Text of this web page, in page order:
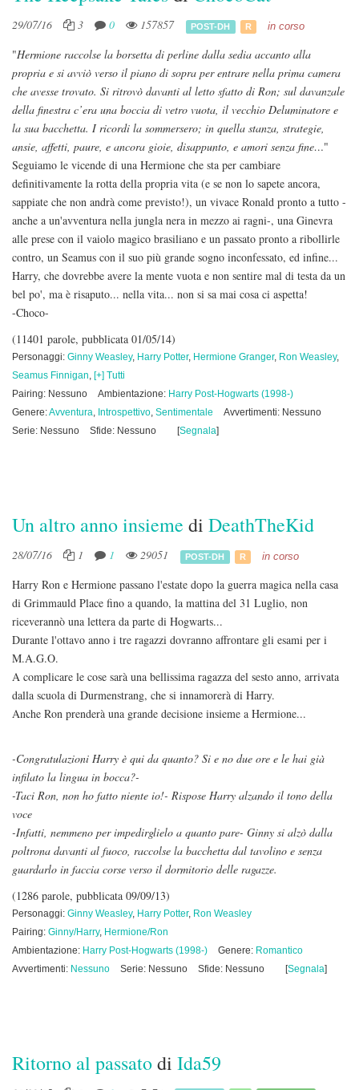
29/07/16 3 0 157857 POST-DH R in corso
"Hermione raccolse la borsetta di perline dalla sedia accanto alla
propria e si avviò verso il piano di sopra per entrare nella prima camera
che avesse trovato. Si ritrovò davanti al letto sfatto di Ron; sul davanzale
della finestra c’era una boccia di vetro vuota, il vecchio Deluminatore e
la sua bacchetta. I ricordi la sommersero; in quella stanza, strategie,
ansie, affetti, paure, e ancora gioie, disappunto, e amori senza fine…"
Seguiamo le vicende di una Hermione che sta per cambiare
definitivamente la rotta della propria vita (e se non lo sapete ancora,
sappiate che non andrà come previsto!), un vivace Ronald pronto a tutto -
anche a un'avventura nella jungla nera in mezzo ai ragni-, una Ginevra
alle prese con il vaiolo magico brasiliano e un passato pronto a ribollirle
contro, un Seamus con il suo più grande sogno inconfessato, ed infine...
Harry, che dovrebbe avere la mente vuota e non sentire mal di testa da un
bel po', ma è risaputo... nella vita... non si sa mai cosa ci aspetta!
-Choco-
(11401 parole, pubblicata 01/05/14)
Personaggi: Ginny Weasley, Harry Potter, Hermione Granger, Ron Weasley,
Seamus Finnigan, [+] Tutti
Pairing: Nessuno
Ambientazione: Harry Post-Hogwarts (1998-)
Genere:Avventura, Introspettivo, Sentimentale
Avvertimenti: Nessuno
Serie: Nessuno
Sfide: Nessuno [Segnala]
Un altro anno insieme di DeathTheKid
28/07/16 1 1 29051 POST-DH R in corso
Harry Ron e Hermione passano l'estate dopo la guerra magica nella casa
di Grimmauld Place fino a quando, la mattina del 31 Luglio, non
riceverannò una lettera da parte di Hogwarts...
Durante l'ottavo anno i tre ragazzi dovranno affrontare gli esami per i
M.A.G.O.
A complicare le cose sarà una bellissima ragazza del sesto anno, arrivata
dalla scuola di Durmenstrang, che si innamorerà di Harry.
Anche Ron prenderà una grande decisione insieme a Hermione...
-Congratulazioni Harry è qui da quanto? Si e no due ore e le hai già
infilato la lingua in bocca?-
-Taci Ron, non ho fatto niente io!- Rispose Harry alzando il tono della
voce
-Infatti, nemmeno per impedirglielo a quanto pare- Ginny si alzò dalla
poltrona davanti al fuoco, raccolse la bacchetta dal tavolino e senza
guardarlo in faccia corse verso il dormitorio delle ragazze.
(1286 parole, pubblicata 09/09/13)
Personaggi: Ginny Weasley, Harry Potter, Ron Weasley
Pairing: Ginny/Harry, Hermione/Ron
Ambientazione: Harry Post-Hogwarts (1998-) Genere: Romantico
Avvertimenti: Nessuno Serie: Nessuno Sfide: Nessuno [Segnala]
Ritorno al passatodi Ida59